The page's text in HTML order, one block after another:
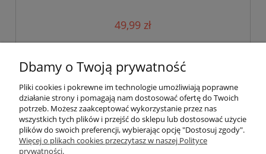
49,99 zł
Pomoc
Dbamy o Twoją prywatność
Pliki cookies i pokrewne im technologie umożliwiają poprawne
działanie strony i pomagają nam dostosować ofertę do Twoich
potrzeb. Możesz zaakceptować wykorzystanie przez nas
wszystkich tych plików i przejść do sklepu lub dostosować użycie
plików do swoich preferencji, wybierając opcję "Dostosuj zgody".
Więcej o plikach cookies przeczytasz w naszej Polityce
prywatności.